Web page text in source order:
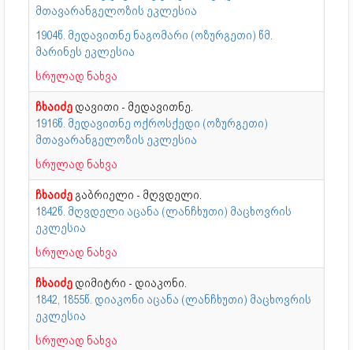
მთავარანგელოზის ეკლესია
1904წ. მედავითნე ნაგომარი (ოზურგეთი) წმ.
მარინეს ეკლესია
სრულად ნახვა
ჩხაიძე დავითი - მედავითნე.
1916წ. მედავითნე ოქროსქედი (ოზურგეთი)
მთავარანგელოზის ეკლესია
სრულად ნახვა
ჩხაიძე გაბრიელი - მღვდელი.
1842წ. მღვდელი აცანა (ლანჩხუთი) მაცხოვრის
ეკლესია
სრულად ნახვა
ჩხაიძე დიმიტრი - დიაკონი.
1842, 1855წ. დიაკონი აცანა (ლანჩხუთი) მაცხოვრის
ეკლესია
სრულად ნახვა